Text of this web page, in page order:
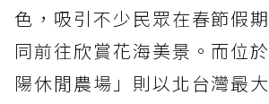
色，吸引不少民眾在春節假
同前往欣賞花海美景。而位
陽休閒農場」則以北台灣最